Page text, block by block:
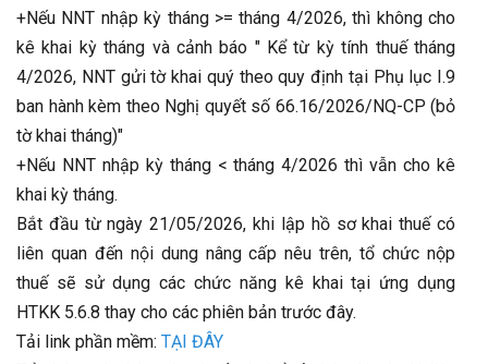
+Nếu NNT nhập kỳ tháng >= tháng 4/2026, thì không cho
kê khai kỳ tháng và cảnh báo " Kể từ kỳ tính thuế tháng
4/2026, NNT gửi tờ khai quý theo quy định tại Phụ lục I.9
ban hành kèm theo Nghị quyết số 66.16/2026/NQ-CP (bỏ
tờ khai tháng)"
+Nếu NNT nhập kỳ tháng < tháng 4/2026 thì vẫn cho kê
khai kỳ tháng.
Bắt đầu từ ngày 21/05/2026, khi lập hồ sơ khai thuế có
liên quan đến nội dung nâng cấp nêu trên, tổ chức nộp
thuế sẽ sử dụng các chức năng kê khai tại ứng dụng
HTKK 5.6.8 thay cho các phiên bản trước đây.
Tải link phần mềm: TẠI ĐÂY